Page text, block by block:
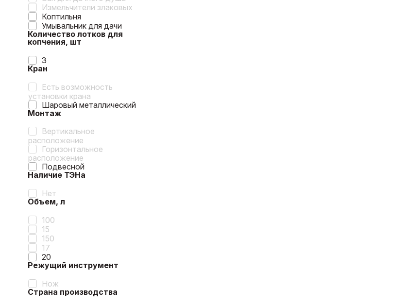
Измельчители злаковых
Коптильня
Умывальник для дачи
Количество лотков для
копчения, шт
3
Кран
Есть возможность
установки крана
Шаровый металлический
Монтаж
Вертикальное
расположение
Горизонтальное
расположение
Подвесной
Наличие ТЭНа
Нет
Объем, л
100
15
150
17
20
Режущий инструмент
Нож
Страна производства